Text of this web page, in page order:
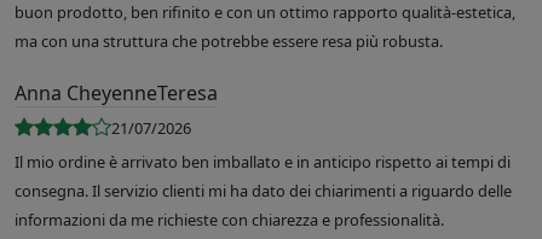
buon prodotto, ben rifinito e con un ottimo rapporto qualità-estetica,
ma con una struttura che potrebbe essere resa più robusta.
Anna CheyenneTeresa
21/07/2026
Il mio ordine è arrivato ben imballato e in anticipo rispetto ai tempi di
consegna. Il servizio clienti mi ha dato dei chiarimenti a riguardo delle
informazioni da me richieste con chiarezza e professionalità.